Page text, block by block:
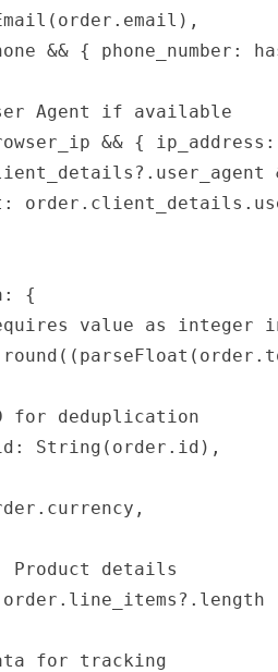
&& { phone_number:
Agent if available
&& {
{
value as integer
for deduplication
String(order.id),
Product details
for tracking